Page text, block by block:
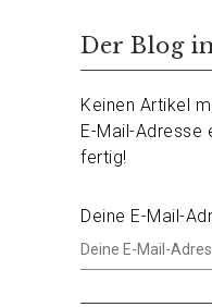
Der Blog
Keinen Artikel
E-Mail-Adresse
fertig!
Deine E-Mail-